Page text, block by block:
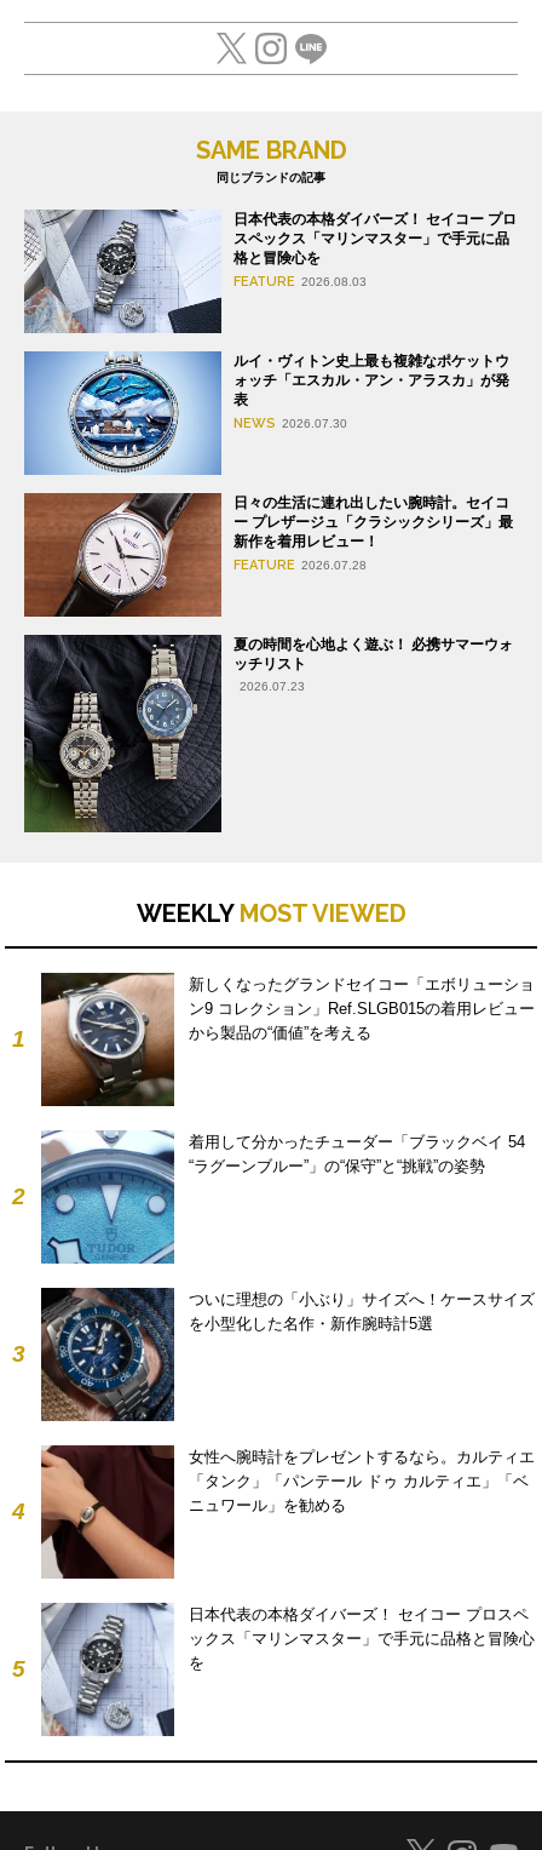
SAME BRAND
同じブランドの記事
日本代表の本格ダイバーズ！ セイコー プロ
スペックス「マリンマスター」で手元に品
格と冒険心を
FEATURE 2026.08.03
ルイ・ヴィトン史上最も複雑なポケットウ
ォッチ「エスカル・アン・アラスカ」が発
表
NEWS 2026.07.30
日々の生活に連れ出したい腕時計。セイコ
ー プレザージュ「クラシックシリーズ」最
新作を着用レビュー！
FEATURE 2026.07.28
夏の時間を心地よく遊ぶ！ 必携サマーウォ
ッチリスト
2026.07.23
WEEKLY MOST VIEWED
1
新しくなったグランドセイコー「エボリューショ
ン9 コレクション」Ref.SLGB015の着用レビュー
から製品の“価値”を考える
2
着用して分かったチューダー「ブラックベイ 54
“ラグーンブルー”」の“保守”と“挑戦”の姿勢
3
ついに理想の「小ぶり」サイズへ！ケースサイズ
を小型化した名作・新作腕時計5選
4
女性へ腕時計をプレゼントするなら。カルティエ
「タンク」「パンテール ドゥ カルティエ」「ベ
ニュワール」を勧める
5
日本代表の本格ダイバーズ！ セイコー プロスペ
ックス「マリンマスター」で手元に品格と冒険心
を